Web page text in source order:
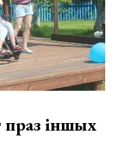
праз іншых